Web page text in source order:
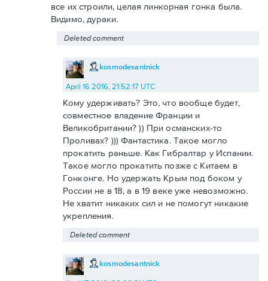
все их строили, целая линкорная гонка была.
Видимо, дураки.
Deleted comment
kosmodesantnick
April 16 2016, 21:52:17 UTC
Кому удерживать? Это, что вообще будет,
совместное владение Франции и
Великобритании? )) При османских-то
Проливах? ))) Фантастика. Такое могло
прокатить раньше. Как Гибралтар у Испании.
Такое могло прокатить позже с Китаем в
Гонконге. Но удержать Крым под боком у
России не в 18, а в 19 веке уже невозможно.
Не хватит никаких сил и не помогут никакие
укрепления.
Deleted comment
kosmodesantnick